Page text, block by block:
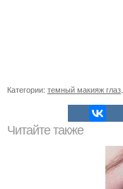
Категории: темный макияж глаз,
Читайте также